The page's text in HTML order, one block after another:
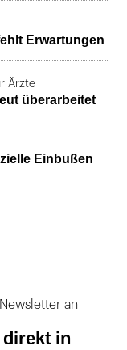
Erwartungen
Ärzte
überarbeitet
Einbußen
an
in